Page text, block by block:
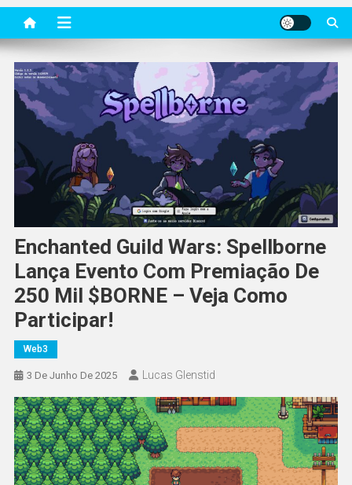
Enchanted Guild Wars: Spellborne
Lança Evento Com Premiação De
250 Mil $BORNE – Veja Como
Participar!
Web3
3 De Junho De 2025 Lucas Glenstid